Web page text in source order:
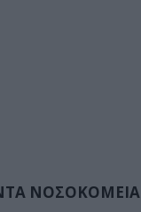
ΝΟΣΟΚΟΜΕΙΑ